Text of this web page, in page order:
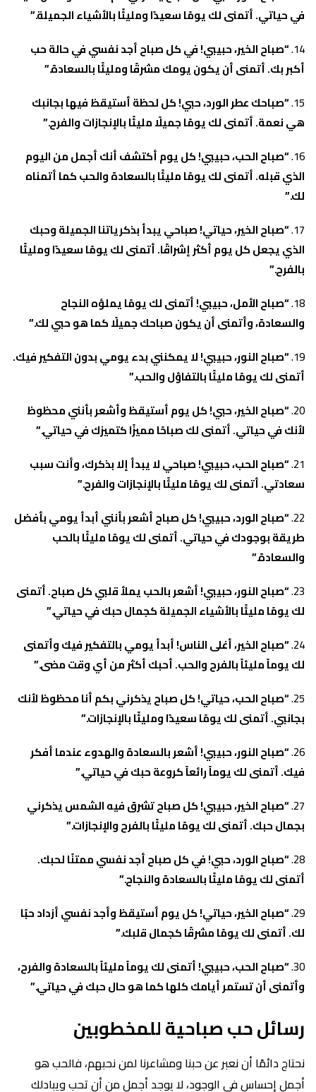
في حياتي. أتمنى لك يومًا سعيدًا ومليئًا بالأشياء الجميلة.”
“صباح الخير، حبيبي! في كل صباح أجد نفسي في حالة حب
أكبر بك. أتمنى أن يكون يومك مشرقًا ومليئًا بالسعادة.”
“صباحك عطر الورد، حبي! كل لحظة أستيقظ فيها بجانبك
هي نعمة. أتمنى لك يومًا جميلًا مليئًا بالإنجازات والفرح.”
“صباح الحب، حبيبي! كل يوم أكتشف أنك أجمل من اليوم
الذي قبله. أتمنى لك يومًا مليئًا بالسعادة والحب كما أتمناه
لك.”
“صباح الخير، حياتي! صباحي يبدأ بذكرياتنا الجميلة وحبك
الذي يجعل كل يوم أكثر إشراقًا. أتمنى لك يومًا سعيدًا ومليئًا
بالفرح.”
“صباح الأمل، حبيبي! أتمنى لك يومًا يملؤه النجاح
والسعادة، وأتمنى أن يكون صباحك جميلًا كما هو حبي لك.”
“صباح النور، حبيبي! لا يمكنني بدء يومي بدون التفكير فيك.
أتمنى لك يومًا مليئًا بالتفاؤل والحب.”
“صباح الخير، حبي! كل يوم أستيقظ وأشعر بأنني محظوظ
لأنك في حياتي. أتمنى لك صباحًا مميزًا كتميزك في حياتي.”
“صباح الحب، حبيبي! صباحي لا يبدأ إلا بذكرك، وأنت سبب
سعادتي. أتمنى لك يومًا مليئًا بالإنجازات والفرح.”
“صباح الورد، حبيبي! كل صباح أشعر بأنني أبدأ يومي بأفضل
طريقة بوجودك في حياتي. أتمنى لك يومًا مليئًا بالحب
والسعادة.”
“صباح النور، حبيبي! أشعر بالحب يملأ قلبي كل صباح. أتمنى
لك يومًا مليئًا بالأشياء الجميلة كجمال حبك في حياتي.”
“صباح الخير، أغلى الناس! أبدأ يومي بالتفكير فيك وأتمنى
لك يوماً مليئاً بالفرح والحب. أحبك أكثر من أي وقت مضى.”
“صباح الحب، حياتي! كل صباح يذكرني بكم أنا محظوظ لأنك
بجانبي. أتمنى لك يومًا سعيدًا ومليئًا بالإنجازات.”
“صباح النور، حبيبي! أشعر بالسعادة والهدوء عندما أفكر
فيك. أتمنى لك يوماً رائعاً كروعة حبك في حياتي.”
“صباح الخير، حبيبي! كل صباح تشرق فيه الشمس يذكرني
بجمال حبك. أتمنى لك يومًا مليئًا بالفرح والإنجازات.”
“صباح الورد، حبي! في كل صباح أجد نفسي ممتنًا لحبك.
أتمنى لك يومًا مليئًا بالسعادة والنجاح.”
“صباح الخير، حياتي! كل يوم أستيقظ وأجد نفسي أزداد حبًا
لك. أتمنى لك يومًا مشرقًا كجمال قلبك.”
“صباح الحب، حبيبي! أتمنى لك يوماً مليئاً بالسعادة والفرح،
وأتمنى أن تستمر أيامك كلها كما هو حال حبك في حياتي.”
رسائل حب صباحية للمخطوبين
نحتاج دائمًا أن نعبر عن حبنا ومشاعرنا لمن نحبهم، فالحب هو
أجمل إحساس في الوجود، لا يوجد أجمل من أن تحب ويبادلك